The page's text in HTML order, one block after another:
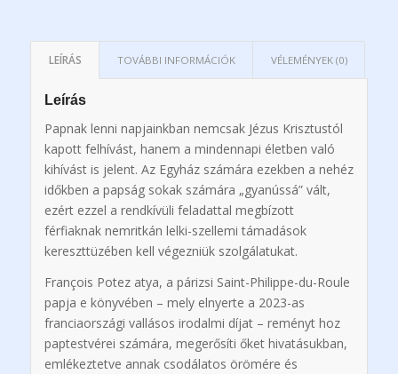
LEÍRÁS TOVÁBBI INFORMÁCIÓK VÉLEMÉNYEK (0)
Leírás
Papnak lenni napjainkban nemcsak Jézus Krisztustól
kapott felhívást, hanem a mindennapi életben való
kihívást is jelent. Az Egyház számára ezekben a nehéz
időkben a papság sokak számára „gyanússá” vált,
ezért ezzel a rendkívüli feladattal megbízott
férfiaknak nemritkán lelki-szellemi támadások
kereszttüzében kell végezniük szolgálatukat.
François Potez atya, a párizsi Saint-Philippe-du-Roule
papja e könyvében – mely elnyerte a 2023-as
franciaországi vallásos irodalmi díjat – reményt hoz
paptestvérei számára, megerősíti őket hivatásukban,
emlékeztetve annak csodálatos örömére és